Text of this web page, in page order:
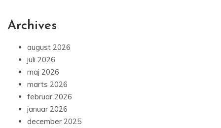
Archives
august 2026
juli 2026
maj 2026
marts 2026
februar 2026
januar 2026
december 2025